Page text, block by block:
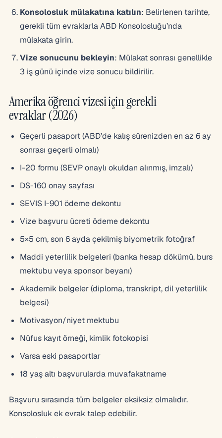
Konsolosluk mülakatına katılın: Belirlenen tarihte,
gerekli tüm evraklarla ABD Konsolosluğu’nda
mülakata girin.
Vize sonucunu bekleyin: Mülakat sonrası genellikle
3 iş günü içinde vize sonucu bildirilir.
Amerika öğrenci vizesi için gerekli
evraklar (2026)
Geçerli pasaport (ABD’de kalış sürenizden en az 6 ay
sonrası geçerli olmalı)
I-20 formu (SEVP onaylı okuldan alınmış, imzalı)
DS-160 onay sayfası
SEVIS I-901 ödeme dekontu
Vize başvuru ücreti ödeme dekontu
5×5 cm, son 6 ayda çekilmiş biyometrik fotoğraf
Maddi yeterlilik belgeleri (banka hesap dökümü, burs
mektubu veya sponsor beyanı)
Akademik belgeler (diploma, transkript, dil yeterlilik
belgesi)
Motivasyon/niyet mektubu
Nüfus kayıt örneği, kimlik fotokopisi
Varsa eski pasaportlar
18 yaş altı başvurularda muvafakatname
Başvuru sırasında tüm belgeler eksiksiz olmalıdır.
Konsolosluk ek evrak talep edebilir.